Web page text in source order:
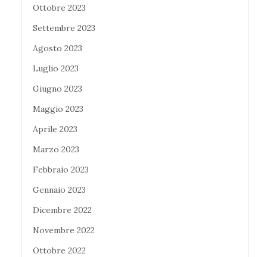
Ottobre 2023
Settembre 2023
Agosto 2023
Luglio 2023
Giugno 2023
Maggio 2023
Aprile 2023
Marzo 2023
Febbraio 2023
Gennaio 2023
Dicembre 2022
Novembre 2022
Ottobre 2022